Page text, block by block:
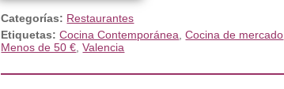
Categorías: Restaurantes
Etiquetas: Cocina Contemporánea ,Cocina de mercado
Menos de 50 € ,Valencia